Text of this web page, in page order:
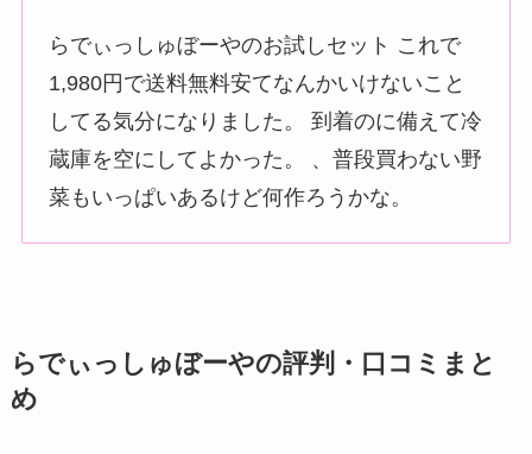
らでぃっしゅぼーやのお試しセット これで
1,980円で送料無料安てなんかいけないこと
してる気分になりました。 到着のに備えて冷
蔵庫を空にしてよかった。 、普段買わない野
菜もいっぱいあるけど何作ろうかな。
らでぃっしゅぼーやの評判・口コミまと
め